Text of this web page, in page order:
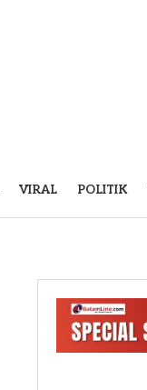
VIRAL POLITIK